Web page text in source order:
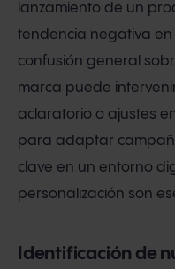
lanzamiento de un
tendencia negativa en
confusión general
marca puede
aclaratorio o ajustes
para adaptar
clave en un entorno
personalización son
Identificación de